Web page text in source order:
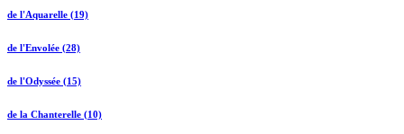
de l'Aquarelle (19)
de l'Envolée (28)
de l'Odyssée (15)
de la Chanterelle (10)